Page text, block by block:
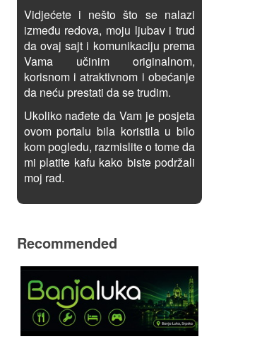
Vidjećete i nešto što se nalazi
između redova, moju ljubav i trud
da ovaj sajt i komunikaciju prema
Vama učinim originalnom,
korisnom i atraktivnom i obećanje
da neću prestati da se trudim.
Ukoliko nađete da Vam je posjeta
ovom portalu bila koristila u bilo
kom pogledu, razmislite o tome da
mi platite kafu kako biste podržali
moj rad.
Recommended